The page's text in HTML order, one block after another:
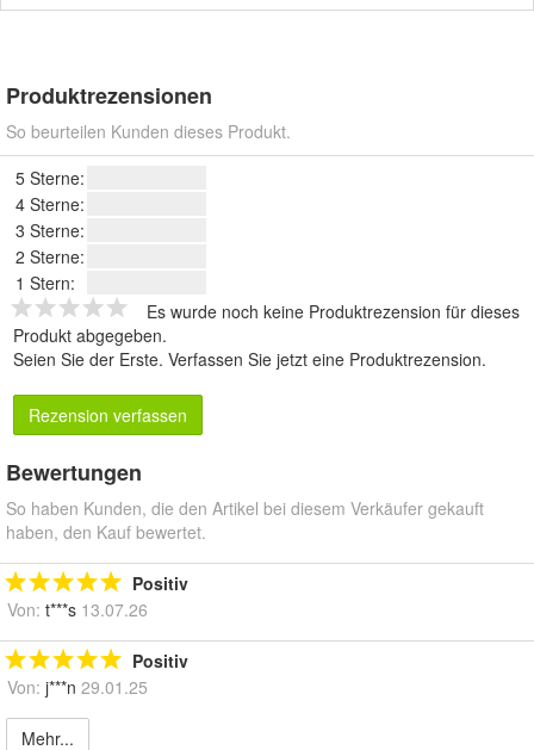
Produktrezensionen
So beurteilen Kunden dieses Produkt.
5 Sterne:
4 Sterne:
3 Sterne:
2 Sterne:
1 Stern:
Es wurde noch keine Produktrezension für dieses
Produkt abgegeben.
Seien Sie der Erste. Verfassen Sie jetzt eine Produktrezension.
Rezension verfassen
Bewertungen
So haben Kunden, die den Artikel bei diesem Verkäufer gekauft
haben, den Kauf bewertet.
Positiv
Von: t***s 13.07.26
Positiv
Von: j***n 29.01.25
Mehr...